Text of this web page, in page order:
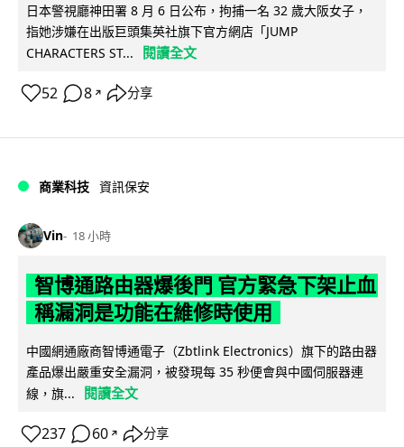
日本警視廳神田署 8 月 6 日公布，拘捕一名 32 歲大阪女子，
指她涉嫌在出版巨頭集英社旗下官方網店「JUMP
CHARACTERS ST...
閱讀全文
52 8 ↗ 分享
商業科技 資訊保安
Vin 18 小時
智博通路由器爆後門 官方緊急下架止血
稱漏洞是功能在維修時使用
中國網通廠商智博通電子（Zbtlink Electronics）旗下的路由器
產品爆出嚴重安全漏洞，被發現每 35 秒便會與中國伺服器連
線，旗...
閱讀全文
237 60 ↗ 分享